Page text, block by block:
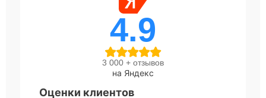
4.9
3 000 + отзывов
на Яндекс
Оценки клиентов